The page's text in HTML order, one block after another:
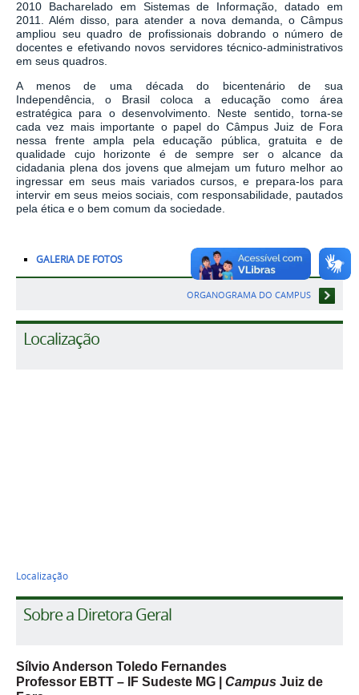
2010 Bacharelado em Sistemas de Informação, datado em
2011. Além disso, para atender a nova demanda, o Câmpus
ampliou seu quadro de profissionais dobrando o número de
docentes e efetivando novos servidores técnico-administrativos
em seus quadros.
A menos de uma década do bicentenário de sua
Independência, o Brasil coloca a educação como área
estratégica para o desenvolvimento. Neste sentido, torna-se
cada vez mais importante o papel do Câmpus Juiz de Fora
nessa frente ampla pela educação pública, gratuita e de
qualidade cujo horizonte é de sempre ser o alcance da
cidadania plena dos jovens que almejam um futuro melhor ao
ingressar em seus mais variados cursos, e prepara-los para
intervir em seus meios sociais, com responsabilidade, pautados
pela ética e o bem comum da sociedade.
GALERIA DE FOTOS
ORGANOGRAMA DO CAMPUS
Localização
Localização
Sobre a Diretora Geral
Sílvio Anderson Toledo Fernandes
Professor EBTT – IF Sudeste MG | Campus Juiz de